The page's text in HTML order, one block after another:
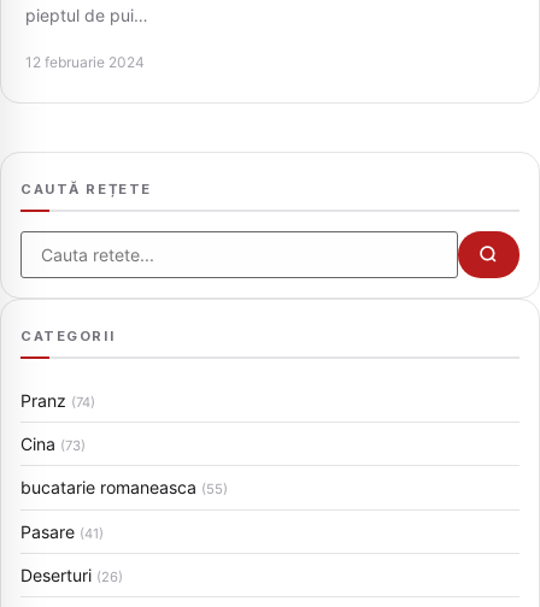
pieptul de pui…
12 februarie 2024
CAUTĂ REȚETE
Cauta
CATEGORII
Pranz (74)
Cina (73)
bucatarie romaneasca (55)
Pasare (41)
Deserturi (26)